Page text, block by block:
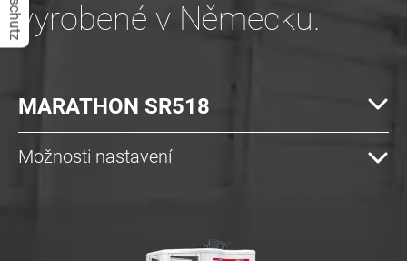
vyrobené v Německu.
MARATHON SR518
Možnosti nastavení